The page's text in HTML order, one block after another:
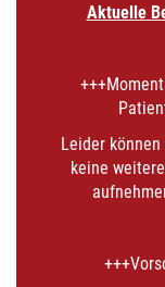
Aktuelle
Leider
keine